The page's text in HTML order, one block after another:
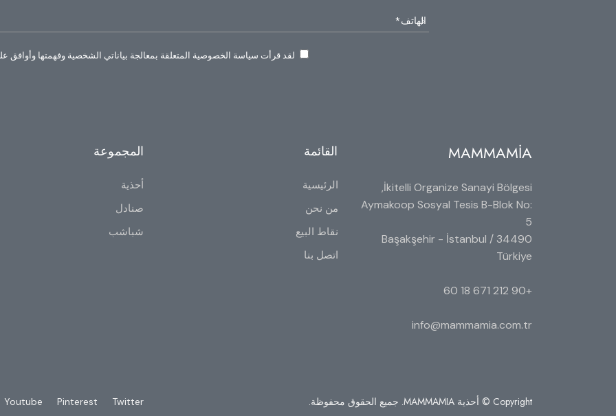
لقد قرأت سياسة الخصوصية المتعلقة بمعالجة بياناتي الشخصية وفهمتها وأوافق
MAMMAMİA
İkitelli Organize Sanayi Bölgesi,
Aymakoop Sosyal Tesis B-Blok No:
5
34490 Başakşehir - İstanbul /
Türkiye
+90 212 671 18 60
info@mammamia.com.tr
القائمة
الرئيسية
من نحن
نقاط البيع
اتصل بنا
المجموعة
أحذية
صنادل
شباشب
Copyright © أحذية MAMMAMIA. جميع الحقوق محفوظة. Youtube Pinterest Twitter